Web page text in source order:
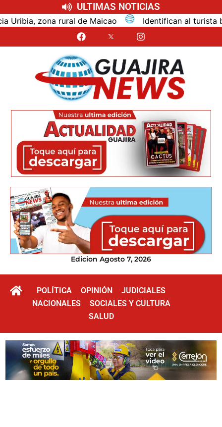
ULTIMAS NOTICIAS
Maicao Identifican al turista bogotano que murió
Edicion Agosto 7, 2026
POLÍTICA OPINIÓN
JUDICIALES
NACIONALES
SOCIALES Y CULTURA
SALUD